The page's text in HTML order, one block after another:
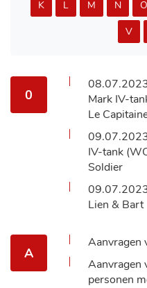
0
Mark IV-
Le
IV-tank
Soldier
Lien & Bart
A
Aanvragen
Aanvragen
personen
K
L M N O
V